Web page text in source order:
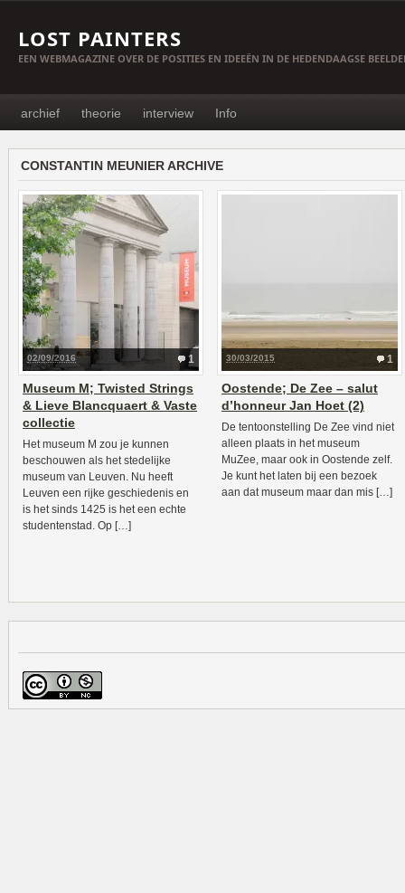
LOST PAINTERS
EEN WEBMAGAZINE OVER DE POSITIES EN IDEEËN IN DE HEDENDAAGSE
archief theorie interview Info
CONSTANTIN MEUNIER ARCHIVE
1
02/09/2016
Museum M; Twisted Strings
& Lieve Blancquaert & Vaste
collectie
Het museum M zou je kunnen
beschouwen als het stedelijke
museum van Leuven. Nu heeft
Leuven een rijke geschiedenis en
is het sinds 1425 is het een echte
studentenstad. Op […]
1
30/03/2015
Oostende; De Zee – salut
d’honneur Jan Hoet (2)
De tentoonstelling De Zee vind niet
alleen plaats in het museum
MuZee, maar ook in Oostende zelf.
Je kunt het laten bij een bezoek
aan dat museum maar dan mis […]